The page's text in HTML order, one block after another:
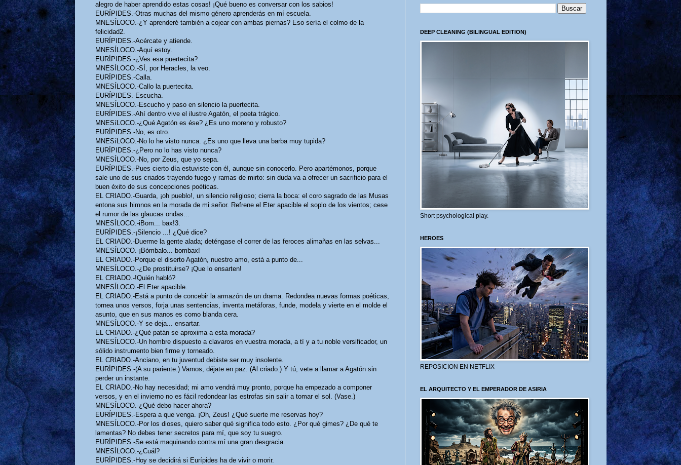
alegro de haber aprendido estas cosas! ¡Qué bueno es conversar con los sabios!
EURÍPIDES.-Otras muchas del mismo género aprenderás en mí escuela.
MNESÍLOCO.-¿Y aprenderé también a cojear con ambas piernas? Eso sería el colmo de la
felicidad2.
EURÍPIDES.-Acércate y atiende.
MNESÍLOCO.-Aquí estoy.
EURÍPIDES.-¿Ves esa puertecita?
MNESÍLOCO.-SÍ, por Heracles, la veo.
EURÍPIDES.-Calla.
MNESÍLOCO.-Callo la puertecita.
EURÍPIDES.-Escucha.
MNESÍLOCO.-Escucho y paso en silencio la puertecita.
EURÍPIDES.-Ahí dentro vive el ilustre Agatón, el poeta trágico.
MNESíLOCO.-¿Qué Agatón es ése? ¿Es uno moreno y robusto?
EURÍPIDES.-No, es otro.
MNESíLOCO.-No lo he visto nunca. ¿Es uno que lleva una barba muy tupida?
EURÍPIDES.-¿Pero no lo has visto nunca?
MNESÍLOCO.-No, por Zeus, que yo sepa.
EURÍPIDES.-Pues cierto día estuviste con él, aunque sin conocerlo. Pero apartémonos, porque
sale uno de sus criados trayendo fuego y ramas de mirto: sin duda va a ofrecer un sacrificio para el
buen éxito de sus concepciones poéticas.
EL CRIADO.-Guarda, ¡oh pueblo!, un silencio religioso; cierra la boca: el coro sagrado de las Musas
entona sus himnos en la morada de mi señor. Refrene el Eter apacible el soplo de los vientos; cese
el rumor de las glaucas ondas...
MNESÍLOCO.-iBom... bax!3.
EURÍPIDES.-¡Silencio ...! ¿Qué dice?
EL CRIADO.-Duerme la gente alada; deténgase el correr de las feroces alimañas en las selvas...
MNESÍLOCO.-¡Bómbalo... bombax!
EL CRIADO.-Porque el diserto Agatón, nuestro amo, está a punto de...
MNESÍLOCO.-¿De prostituirse? ¡Que lo ensarten!
EL CRIADO.-!Quién habló?
MNESÍLOCO.-El Eter apacible.
EL CRIADO.-Está a punto de concebir la armazón de un drama. Redondea nuevas formas poéticas,
tornea unos versos, forja unas sentencias, inventa metáforas, funde, modela y vierte en el molde el
asunto, que en sus manos es como blanda cera.
MNESÍLOCO.-Y se deja... ensartar.
EL CRIADO.-¿Qué patán se aproxima a esta morada?
MNESÍLOCO.-Un hombre dispuesto a clavaros en vuestra morada, a tí y a tu noble versificador, un
sólido instrumento bien firme y torneado.
EL CRIADO.-Anciano, en tu juventud debiste ser muy insolente.
EURÍPIDES.-(A su pariente.) Vamos, déjate en paz. (Al criado.) Y tú, vete a llamar a Agatón sin
perder un instante.
EL CRIADO.-No hay necesidad; mi amo vendrá muy pronto, porque ha empezado a componer
versos, y en el invierno no es fácil redondear las estrofas sin salir a tomar el sol. (Vase.)
MNESÍLOCO.-¿Qué debo hacer ahora?
EURÍPIDES.-Espera a que venga. ¡Oh, Zeus! ¿Qué suerte me reservas hoy?
MNESÍLOCO.-Por los dioses, quiero saber qué significa todo esto. ¿Por qué gimes? ¿De qué te
lamentas? No debes tener secretos para mí, que soy tu suegro.
EURÍPIDES.-Se está maquinando contra mí una gran desgracia.
MNESÍLOCO.-¿Cuál?
EURÍPIDES.-Hoy se decidirá si Eurípides ha de vivir o morir.
DEEP CLEANING (BILINGUAL EDITION)
Short psychological play.
HEROES
REPOSICION EN NETFLIX
EL ARQUITECTO Y EL EMPERADOR DE ASIRIA